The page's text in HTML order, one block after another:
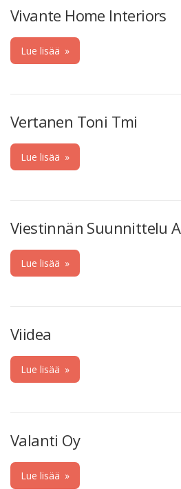
Vivante Home Interiors
Lue lisää »
Vertanen Toni Tmi
Lue lisää »
Viestinnän Suunnittelu
Lue lisää »
Viidea
Lue lisää »
Valanti Oy
Lue lisää »